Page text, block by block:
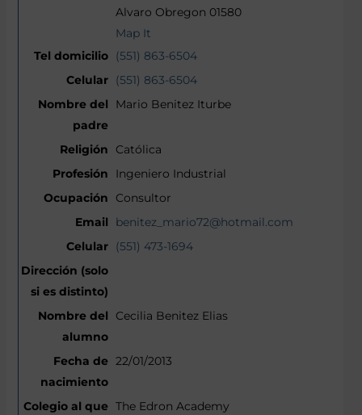
Alvaro Obregon 01580
Map It
(551) 863-6504
(551) 863-6504
Mario Benitez Iturbe
Católica
Ingeniero Industrial
Consultor
benitez_mario72@hotmail.com
(551) 473-1694
Cecilia Benitez Elias
22/01/2013
The Edron Academy